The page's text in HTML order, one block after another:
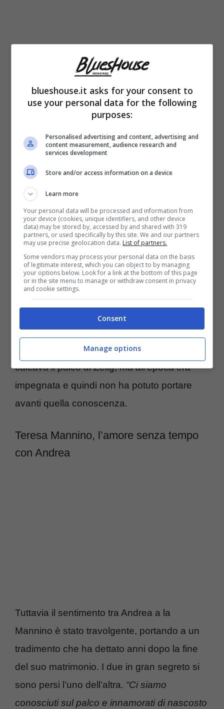
Dopo solo due anni di matrimonio,
Mannino ha divorziato, legandosi
successivamente al produttore
cinematografico Paolo Santolini, per poi
ritrovare la serenità con Andrea, suo attuale
compagno, con il quale ha avuto la figlia
Giuditta.
Batterista nella vita, Andrea ha saputo
tempo fa. I due si sono conosciuti quando
Teresa era agli esordi della sua carriera e
calcava il palco di Zelig, ma all’epoca era
impegnata e quindi non ha potuto portare
avanti quella conoscenza.
Teresa Mannino, l’amore senza tempo
con Andrea
Tuttavia il sentimento tra Andrea a la
Mannino è stato travolgente, portando a un
tradimento che ha dettato anni dopo la fine
del suo matrimonio. I due in gran segreto si
sono persi l’uno dell’altra. “Ci siamo
conosciuti sul palco e innamorati di nascosto
blueshouse.it asks for your consent to
use your personal data for the following
purposes:
Personalised advertising and content, advertising and
content measurement, audience research and
services development
Store and/or access information on a device
Learn more
Your personal data will be processed and information from
your device (cookies, unique identifiers, and other device
data) may be stored by, accessed by and shared with 319
partners, or used specifically by this site. We and our partners
may use precise geolocation data. List of partners.
Some vendors may process your personal data on the basis
of legitimate interest, which you can object to by managing
your options below. Look for a link at the bottom of this page
or in the site menu to manage or withdraw consent in privacy
and cookie settings.
Consent
Manage options